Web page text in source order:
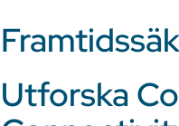
Utforska